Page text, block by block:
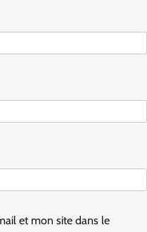
et mon site dans le